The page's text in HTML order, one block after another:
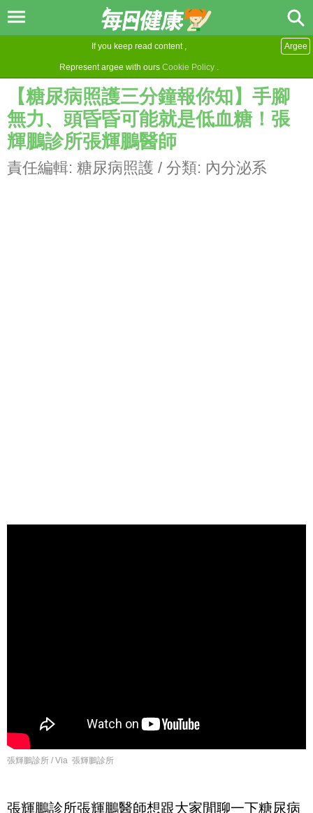
If you keep read content ,
Represent argee with ours Cookie Policy .
Argee
【糖尿病照護三分鐘報你知】手腳
無力、頭昏昏可能就是低血糖！張
輝鵬診所張輝鵬醫師
責任編輯: 糖尿病照護 / 分類: 內分泌系
張輝鵬診所 / Via 張輝鵬診所
張輝鵬診所張輝鵬醫師想跟大家閒聊一下糖尿病